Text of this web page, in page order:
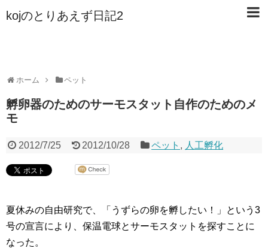
kojのとりあえず日記2
ホーム ペット
孵卵器のためのサーモスタット自作のためのメ
モ
2012/7/25 2012/10/28 ペット , 人工孵化
夏休みの自由研究で、「うずらの卵を孵したい！」という3
号の宣言により、保温電球とサーモスタットを探すことに
なった。